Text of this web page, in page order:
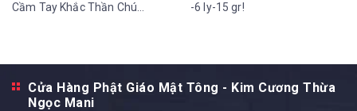
Cầm Tay Khắc Thần Chú
-6 ly-15 gr!
Cửa Hàng Phật Giáo Mật Tông - Kim Cương Thừa
Ngọc Mani